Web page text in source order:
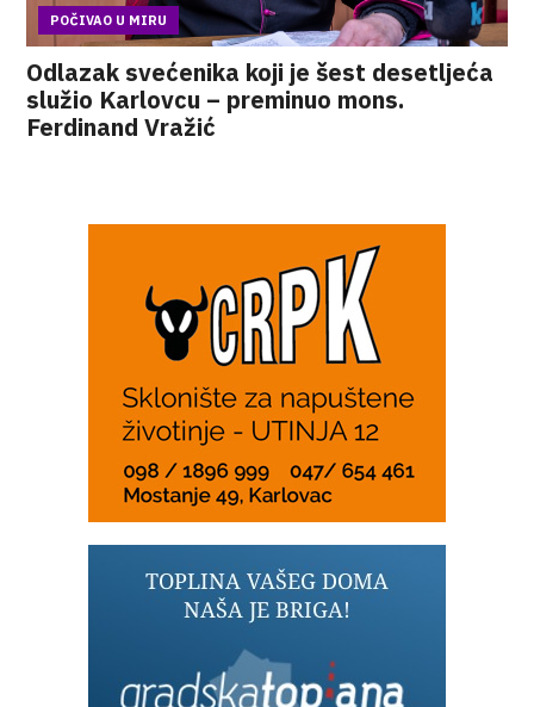
POČIVAO U MIRU
Odlazak svećenika koji je šest desetljeća
služio Karlovcu – preminuo mons.
Ferdinand Vražić